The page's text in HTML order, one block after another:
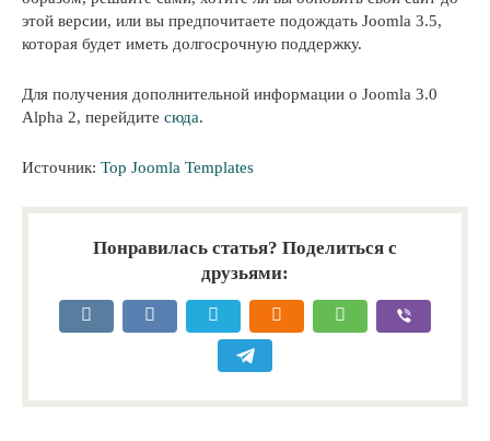
этой версии, или вы предпочитаете подождать Joomla 3.5,
которая будет иметь долгосрочную поддержку.
Для получения дополнительной информации о Joomla 3.0
Alpha 2, перейдите сюда.
Источник: Top Joomla Templates
Понравилась статья? Поделиться с
друзьями: